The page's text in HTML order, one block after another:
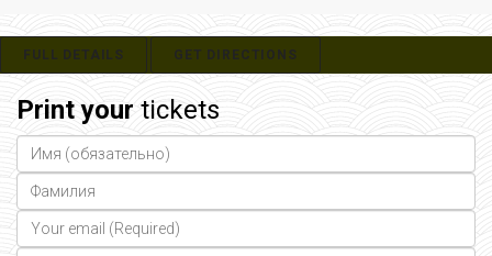
FULL DETAILS GET DIRECTIONS
Print your tickets